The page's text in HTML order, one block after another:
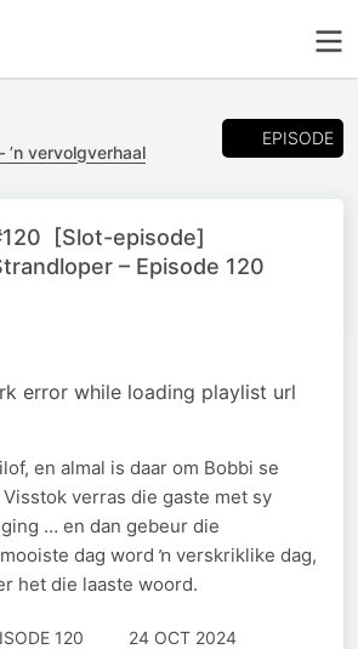
’n vervolgverhaal
EPISODE
[Slot-episode]
– Episode 120
error while loading playlist url
en almal is daar om Bobbi se
verras die gaste met sy
… en dan gebeur die
dag word ŉ verskriklike dag,
het die laaste woord.
120
24 OCT 2024